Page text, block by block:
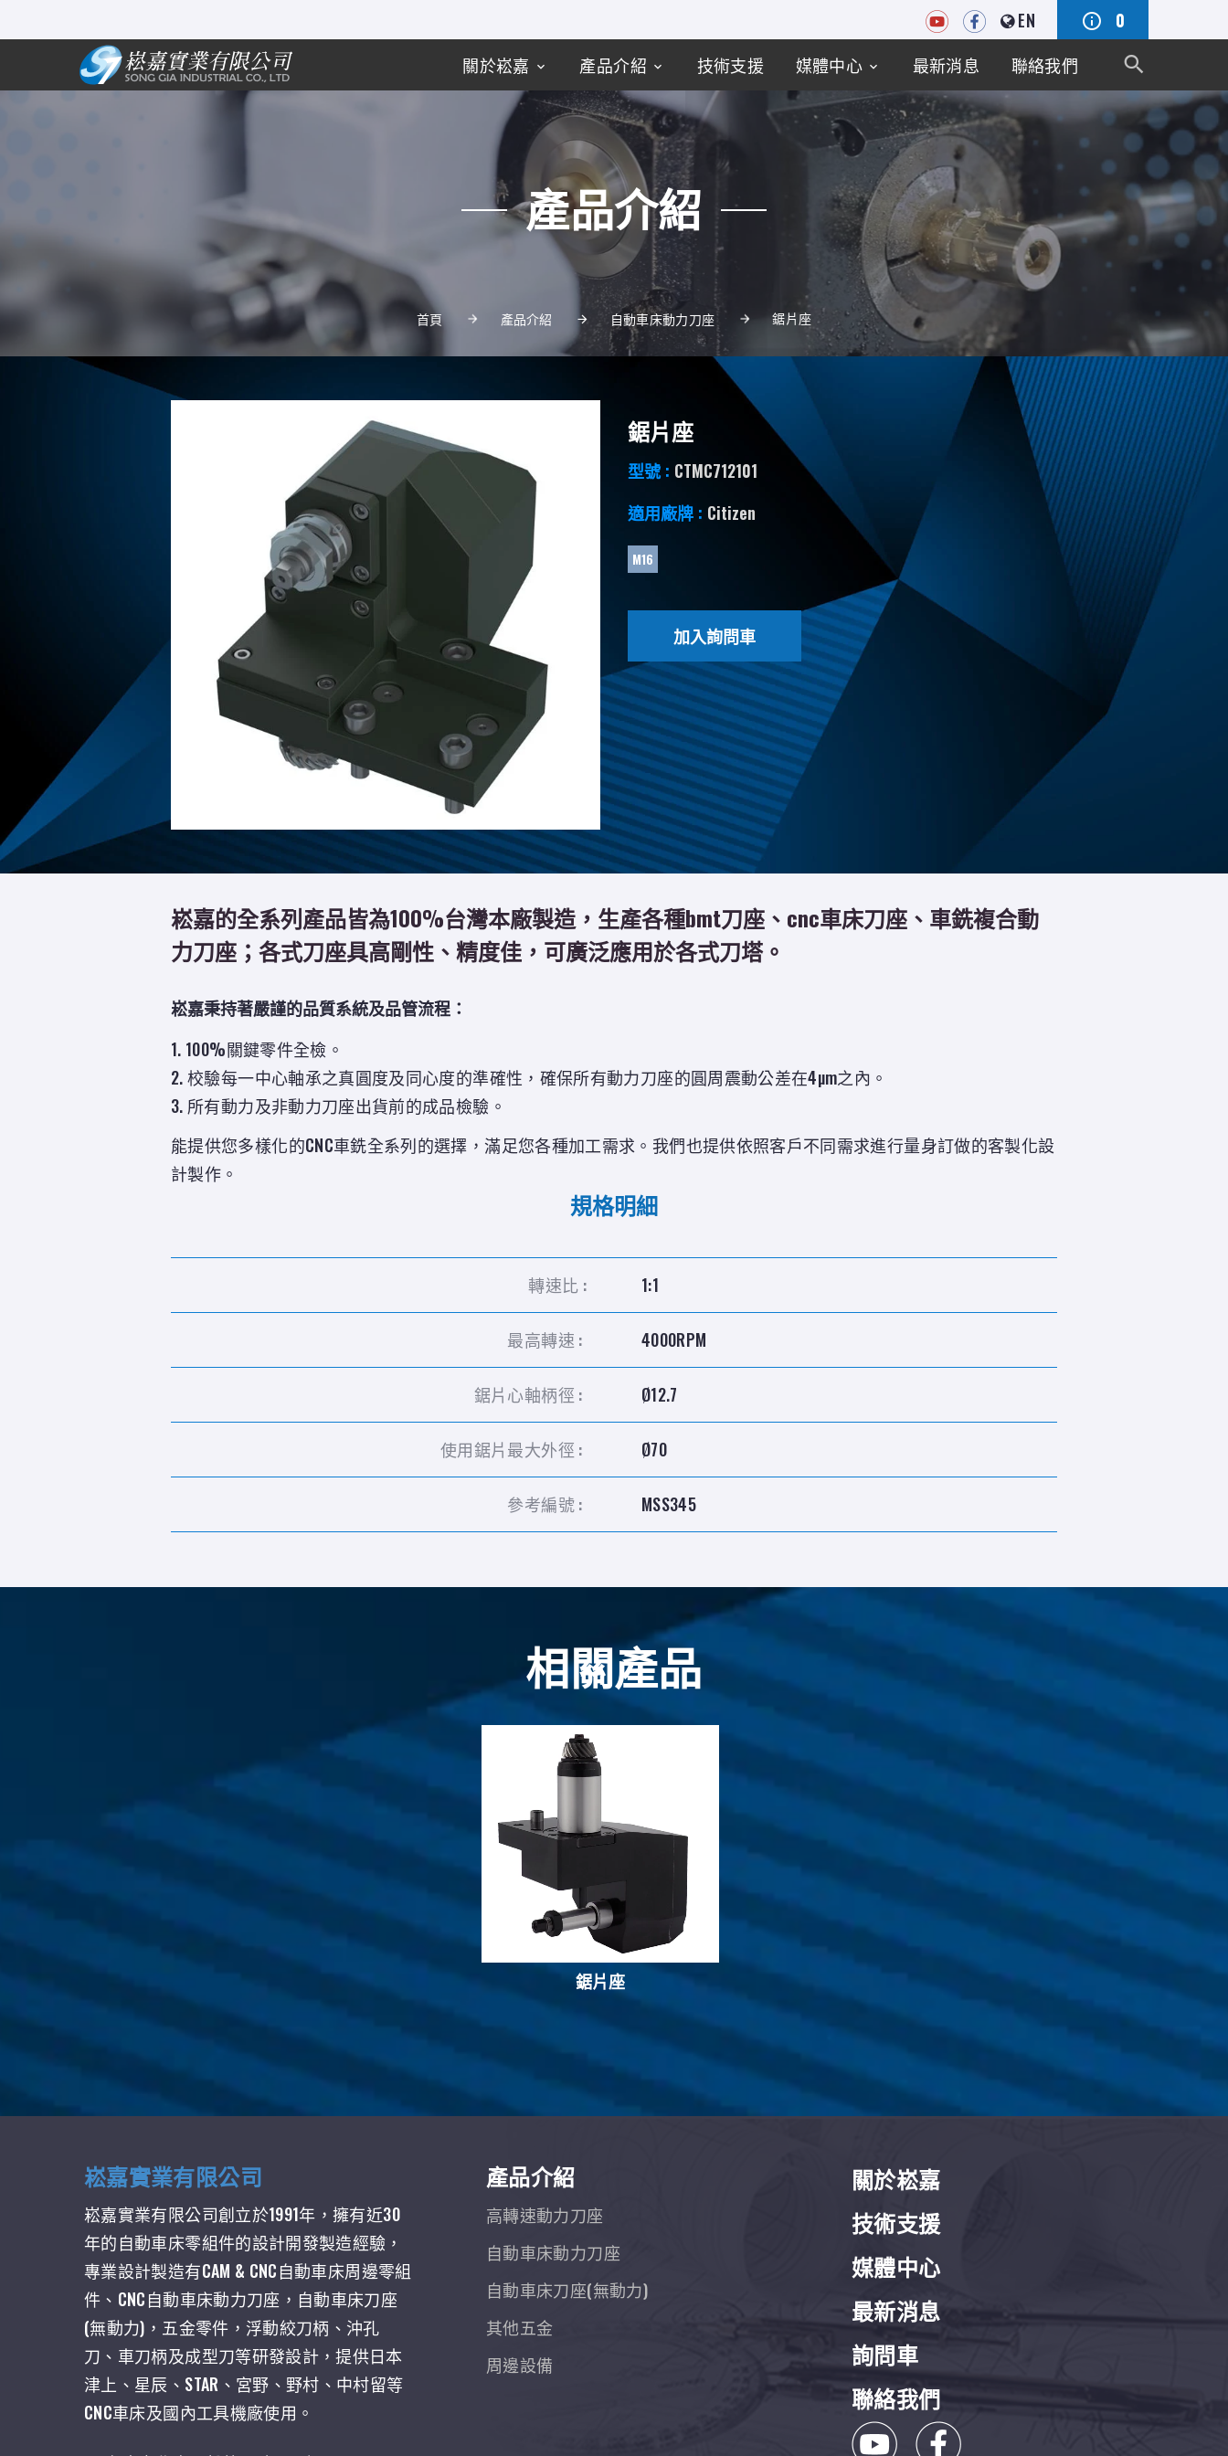
EN
0
關於崧嘉
產品介紹 技術支援 媒體中心 最新消息 聯絡我們
產品介紹
首頁 產品介紹 自動車床動力刀座 鋸片座
鋸片座
型號 : CTMC712101
適用廠牌 : Citizen
M16
加入詢問車
崧嘉的全系列產品皆為100%台灣本廠製造，生產各種bmt刀座、cnc車床刀座、車銑複合動
力刀座；各式刀座具高剛性、精度佳，可廣泛應用於各式刀塔。
崧嘉秉持著嚴謹的品質系統及品管流程：
1. 100%關鍵零件全檢。
2. 校驗每一中心軸承之真圓度及同心度的準確性，確保所有動力刀座的圓周震動公差在4µm之內。
3. 所有動力及非動力刀座出貨前的成品檢驗。
能提供您多樣化的CNC車銑全系列的選擇，滿足您各種加工需求。我們也提供依照客戶不同需求進行量身訂做的客製化設
計製作。
規格明細
轉速比 : 1:1
最高轉速 : 4000RPM
鋸片心軸柄徑 : Ø12.7
使用鋸片最大外徑 : Ø70
參考編號 : MSS345
相關產品
鋸片座
崧嘉實業有限公司
崧嘉實業有限公司創立於1991年，擁有近30
年的自動車床零組件的設計開發製造經驗，
專業設計製造有CAM & CNC自動車床周邊零組
件、CNC自動車床動力刀座，自動車床刀座
(無動力)，五金零件，浮動絞刀柄、沖孔
刀、車刀柄及成型刀等研發設計，提供日本
津上、星辰、STAR、宮野、野村、中村留等
CNC車床及國內工具機廠使用。
產品介紹
高轉速動力刀座
自動車床動力刀座
自動車床刀座(無動力)
其他五金
周邊設備
關於崧嘉
技術支援
媒體中心
最新消息
詢問車
聯絡我們